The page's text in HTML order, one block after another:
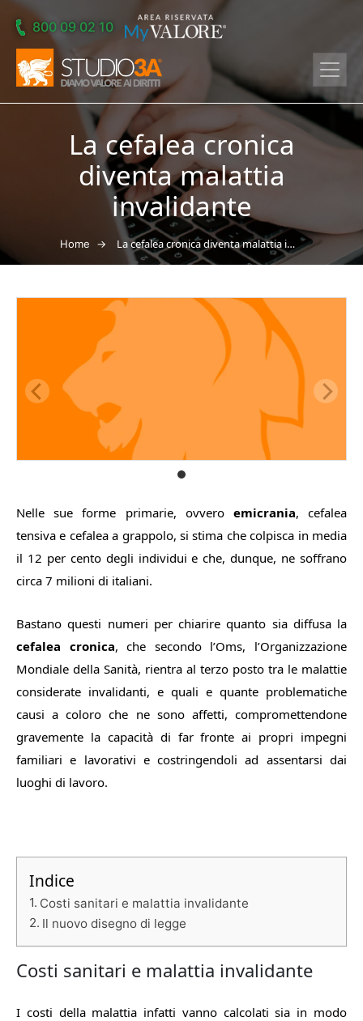
Skip to main content
800 09 02 10
La cefalea cronica
diventa malattia
invalidante
Home → La cefalea cronica diventa malattia invalidante
Nelle sue forme primarie, ovvero emicrania, ce­falea
tensiva e cefalea a grappo­lo, si stima che colpisca in media
il 12 per cento degli individui e che, dunque, ne soffrano
circa 7 milioni di italiani.
Bastano questi numeri per chiarire quanto sia diffusa la
cefalea cronica, che secondo l’Oms, l’Organizzazione
Mondiale della Sanità, rientra al terzo posto tra le malattie
considerate invalidanti, e quali e quante problematiche
causi a coloro che ne sono affetti, compromettendone
gravemente la capacità di far fronte ai propri impegni
familiari e lavorativi e costringendoli ad assentarsi dai
luoghi di lavoro.
Indice
Costi sanitari e malattia invalidante
Il nuovo disegno di legge
Costi sanitari e malattia invalidante
I costi della malattia infatti vanno calcolati sia in modo